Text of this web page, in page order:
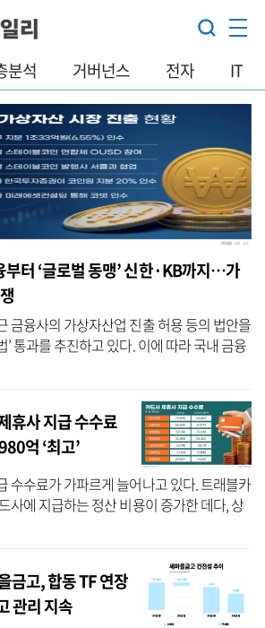
분석 거버넌스 전자 IT
부터 ‘글로벌 동맹’ 신한·KB까지…가
금융사의 가상자산업 진출 허용 등의 법안을
’ 통과를 추진하고 있다. 이에 따라 국내 금융
장 진출 경쟁에도 한층 속도가 붙는 모양새
휴사 지급 수수료
억 ‘최고’
수수료가 가파르게 늘어나고 있다. 트래블카
사에 지급하는 정산 비용이 증가한 데다, 상
시장 확대에 따른 제휴 비용까지 더해지면
금고, 합동 TF 연장
관리 지속